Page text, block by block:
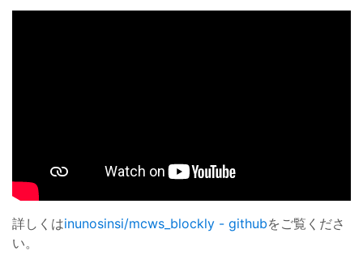
詳しくはinunosinsi/mcws_blockly - githubをご覧くださ
い。